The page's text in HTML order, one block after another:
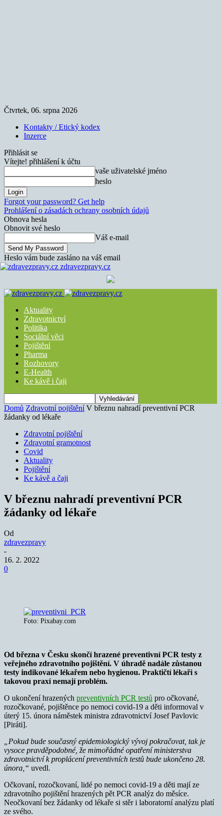
Čtvrtek, 06. srpna 2026
Kontakty / Etický kodex
Inzerce
Přihlásit se
Vítejte! přihlášení k účtu
vaše uživatelské jméno
heslo
Forgot your password? Get help
Prohlášení o zásadách ochrany osobních údajů
Obnova hesla
Obnovit své heslo
Váš e-mail
Heslo vám bude zasláno na váš email
zdravezpravy.cz
Aktuality
Zdravotnictví
Politika
Sociální věci
Pojištění
Pharma
Rozhovory
E-Health
Ke kávě i čaji
Domů Zdravotní pojištění V březnu nahradí preventivní PCR
žádanky od lékaře
Zdravotní pojištění
Zdravotní gramotnost
Covid
Aktuality
Pojištění
Ke kávě a čaji
V březnu nahradí preventivní PCR
žádanky od lékaře
Od
zdravezpravy
-
16. 2. 2022
0
Foto: Pixabay.com
Od března v Česku skončí hrazené preventivní PCR testy z
veřejného zdravotního pojištění. V úhradě nadále zůstanou
testy indikované lékařem nebo hygienou. Praktičtí lékaři s
takovou praxí nemají problém.
O ukončení hrazených preventivních PCR testů pro očkované,
rozočkované, pojištěnce po nemoci covid-19 a děti informoval v
úterý 15. února náměstek ministra zdravotnictví Josef Pavlovic
[Piráti].
„Pokud bude současný epidemiologický vývoj pokračovat, tak je
vysoce pravděpodobné, že mimořádné opatření ministerstva
zdravotnictví k proplácení preventivních testů bude ukončeno 28.
února,“ uvedl.
Očkovaní, rozočkovaní, lidé po nemoci covid-19 a děti mají ze
zdravotního pojištění hrazených pět PCR analýz do měsíce.
Neočkovaní bez žádanky od lékaře si stěr i laboratorní analýzu platí
ze svého.